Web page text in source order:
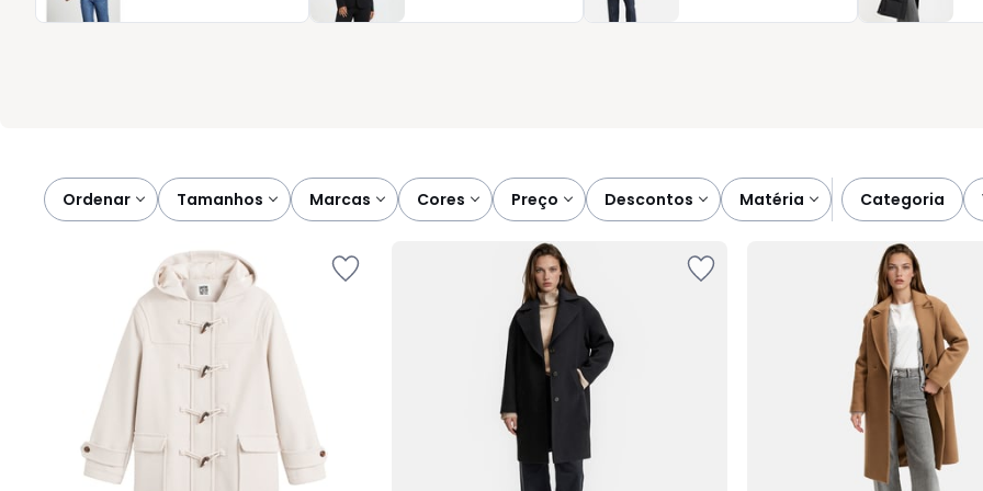
seja em novidade ou em saldos. Um bom sobretudo simplifica decisões e eleva qualquer conjunto, sem esforço.
Ordenar
tamanhos marcas cores preço descontos matéria categoria